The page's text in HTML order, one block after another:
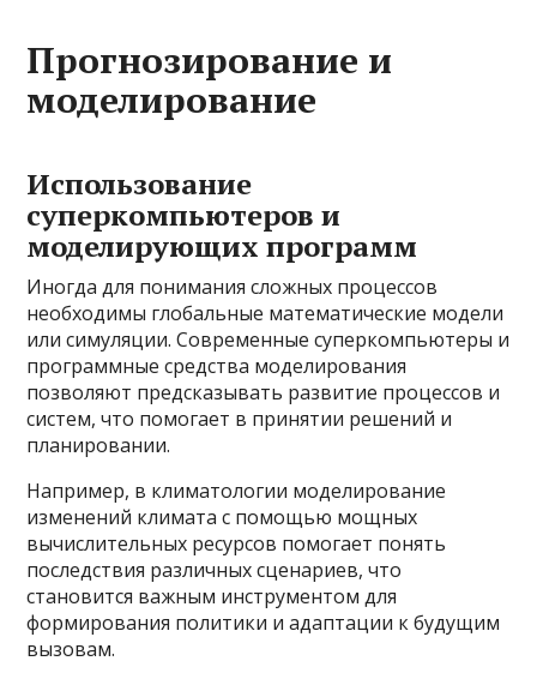
Прогнозирование и
моделирование
Использование
суперкомпьютеров и
моделирующих программ
Иногда для понимания сложных процессов
необходимы глобальные математические модели
или симуляции. Современные суперкомпьютеры и
программные средства моделирования
позволяют предсказывать развитие процессов и
систем, что помогает в принятии решений и
планировании.
Например, в климатологии моделирование
изменений климата с помощью мощных
вычислительных ресурсов помогает понять
последствия различных сценариев, что
становится важным инструментом для
формирования политики и адаптации к будущим
вызовам.